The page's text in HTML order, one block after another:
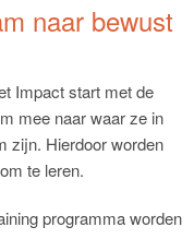
naar bewust
Impact start met de
mee naar waar ze in
zijn. Hierdoor worden
te leren.
programma worden